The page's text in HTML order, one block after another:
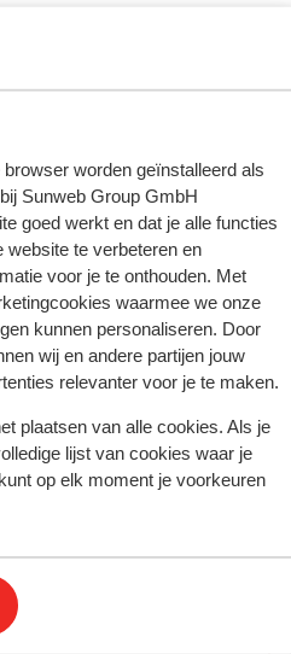
worden geïnstalleerd als
Sunweb Group GmbH
goed werkt en dat je alle functies
te verbeteren en
voor je te onthouden. Met
waarmee we onze
kunnen personaliseren. Door
wij en andere partijen jouw
relevanter voor je te maken.
plaatsen van alle cookies. Als je
lijst van cookies waar je
op elk moment je voorkeuren
geboekt door met partner
8 feb. 2026
higher was
left a review which to
with our full name,
higher was
left a review which to
with our full name,
(NL)